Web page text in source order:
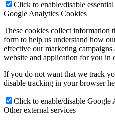
Click to enable/disable
Google Analytics Cookies
These cookies collect information
form to help us understand how
effective our marketing
website and application for you in
If you do not want that we track
disable tracking in your browser
Click to enable/disable Google
Other external services